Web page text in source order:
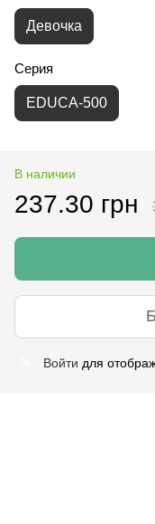
Девочка
Серия
EDUCA-500
В наличии
237.30 грн
Войти для